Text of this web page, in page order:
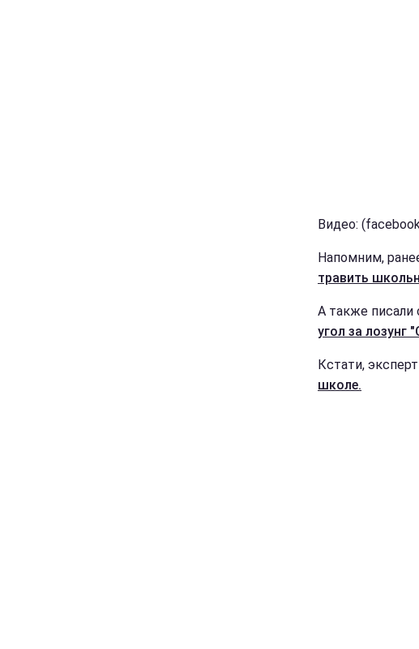
Видео:
Напомним,
травить
А также писали
угол за лозунг
Кстати, эксперт
школе.